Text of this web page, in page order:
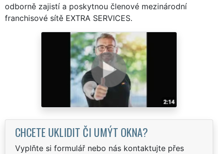
odborně zajistí a poskytnou členové mezinárodní
franchisové sítě EXTRA SERVICES.
CHCETE UKLIDIT ČI UMÝT OKNA?
Vyplňte si formulář nebo nás kontaktujte přes